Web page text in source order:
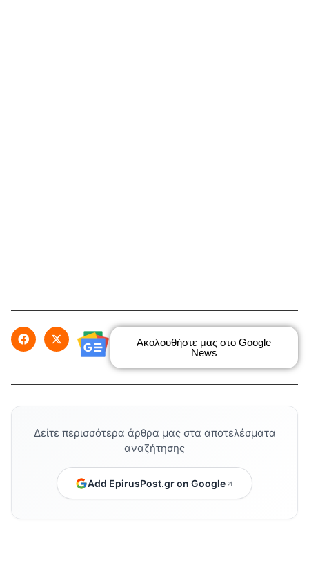
Ακολουθήστε μας στο Google
News
Δείτε περισσότερα άρθρα μας στα αποτελέσματα
αναζήτησης
Add EpirusPost.gr on Google